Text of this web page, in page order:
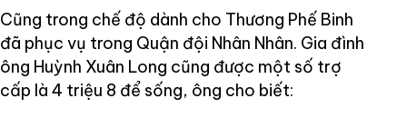
Cũng trong chế độ dành cho Thương Phế Binh
đã phục vụ trong Quận đội Nhân Nhân. Gia đình
ông Huỳnh Xuân Long cũng được một số trợ
cấp là 4 triệu 8 để sống, ông cho biết: